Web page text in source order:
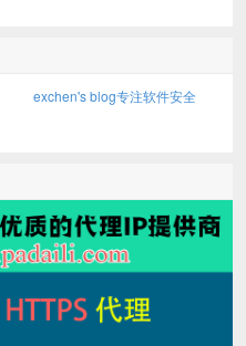
exchen's blog专注软件安全